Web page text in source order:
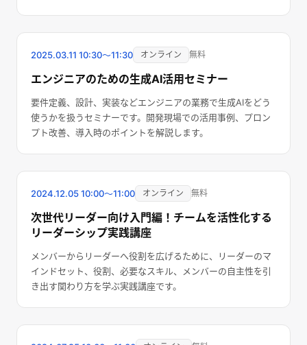
終了しました
2025.03.11 10:30〜11:30 オンライン 無料
エンジニアのための生成AI活用セミナー
要件定義、設計、実装などエンジニアの業務で生成AIをどう
使うかを扱うセミナーです。開発現場での活用事例、プロン
プト改善、導入時のポイントを解説します。
終了しました
2024.12.0510:00〜11:00 オンライン 無料
次世代リーダー向け入門編！チームを活性化する
リーダーシップ実践講座
メンバーからリーダーへ役割を広げるために、リーダーのマ
インドセット、役割、必要なスキル、メンバーの自主性を引
き出す関わり方を学ぶ実践講座です。
終了しました